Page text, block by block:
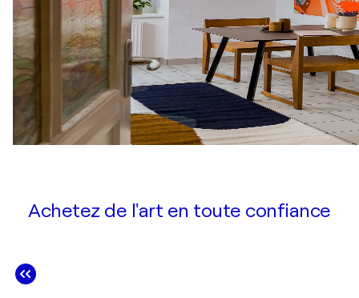
Achetez de l'art en toute confiance